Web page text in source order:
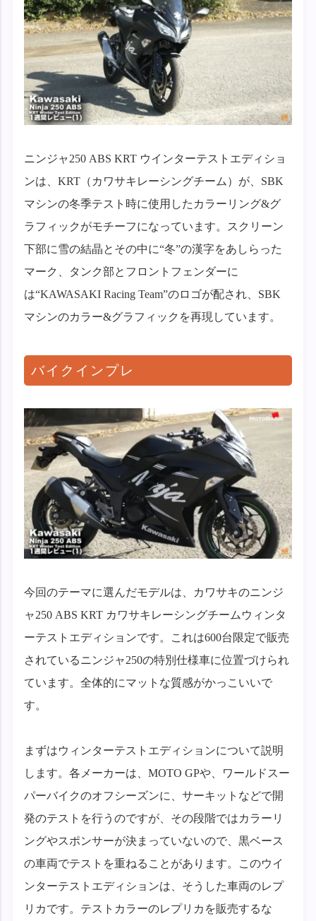
ニンジャ250 ABS KRT ウインターテストエディショ
ンは、KRT（カワサキレーシングチーム）が、SBK
マシンの冬季テスト時に使用したカラーリング&グ
ラフィックがモチーフになっています。スクリーン
下部に雪の結晶とその中に“冬”の漢字をあしらった
マーク、タンク部とフロントフェンダーに
は“KAWASAKI Racing Team”のロゴが配され、SBK
マシンのカラー&グラフィックを再現しています。
バイクインプレ
今回のテーマに選んだモデルは、カワサキのニンジ
ャ250 ABS KRT カワサキレーシングチームウィンタ
ーテストエディションです。これは600台限定で販売
されているニンジャ250の特別仕様車に位置づけられ
ています。全体的にマットな質感がかっこいいで
す。
まずはウィンターテストエディションについて説明
します。各メーカーは、MOTO GPや、ワールドスー
パーバイクのオフシーズンに、サーキットなどで開
発のテストを行うのですが、その段階ではカラーリ
ングやスポンサーが決まっていないので、黒ベース
の車両でテストを重ねることがあります。このウイ
ンターテストエディションは、そうした車両のレプ
リカです。テストカラーのレプリカを販売するな